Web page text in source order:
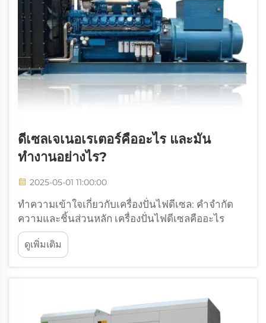
ดีเซลเจเนอเรเตอร์คืออะไร และมัน
ทำงานอย่างไร?
2025-05-01 11:00:00
ทำความเข้าใจเกี่ยวกับเครื่องปั่นไฟดีเซล: คำจำกัด
ความและชิ้นส่วนหลัก เครื่องปั่นไฟดีเซลคืออะไร
เครื่องปั่นไฟดีเซลทำงานโดยการผสมผสานเครื่องยนต์
ดีเซลเข้ากับสิ่งที่เรียกว่าเครื่องกำเนิดไฟฟ้าหรืออัลเท
อร์เนเตอร์ เพื่อผลิตไฟฟ้า ผู้ใช้งานชื่นชอบเครื่องปั่นไฟ
ดูเพิ่มเติม